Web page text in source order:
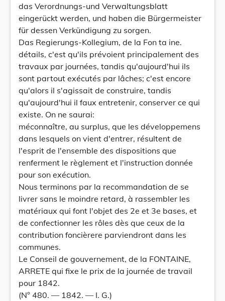
das Verordnungs-und Verwaltungsblatt
eingerückt werden, und haben die Bürgermeister
für dessen Verkündigung zu sorgen.
Das Regierungs-Kollegium, de la Fon ta ine.
détails, c'est qu'ils prévoient principalement des
travaux par journées, tandis qu'aujourd'hui ils
sont partout exécutés par lâches; c'est encore
qu'alors il s'agissait de construire, tandis
qu'aujourd'hui il faux entretenir, conserver ce qui
existe. On ne saurai:
méconnaître, au surplus, que les développemens
dans lesquels on vient d'entrer, résultent de
l'esprit de l'ensemble des dispositions que
renferment le règlement et l'instruction donnée
pour son exécution.
Nous terminons par la recommandation de se
livrer sans le moindre retard, à rassembler les
matériaux qui font l'objet des 2e et 3e bases, et
de confectionner les rôles dès que ceux de la
contribution foncièrere parviendront dans les
communes.
Le Conseil de gouvernement, de la FONTAINE,
ARRETE qui fixe le prix de la journée de travail
pour 1842.
(N° 480. — 1842. — I. G.)